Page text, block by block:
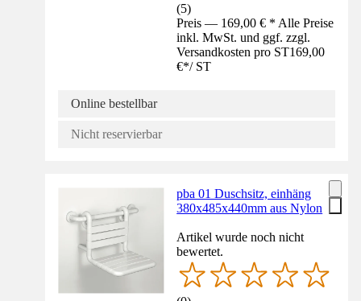
(5)
Preis — 169,00 € * Alle Preise
inkl. MwSt. und ggf. zzgl.
Versandkosten pro ST169,00
€*/ ST
Online bestellbar
Nicht reservierbar
pba 01 Duschsitz, einhäng
380x485x440mm aus Nylon
Artikel wurde noch nicht
bewertet.